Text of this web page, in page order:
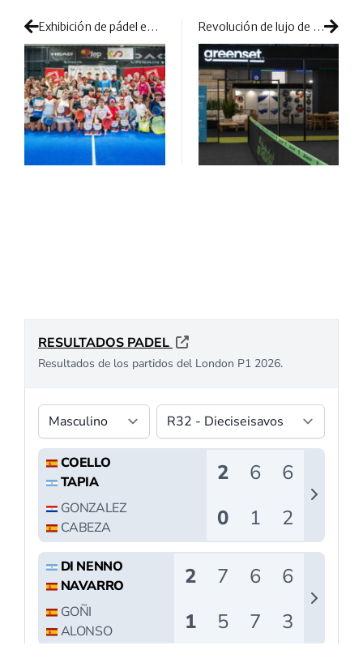
Exhibición de pádel en las finales del TyC3 en Navarra Revolución de lujo de la mano de la triple alianza de Babolat, Lamborghini y greenset